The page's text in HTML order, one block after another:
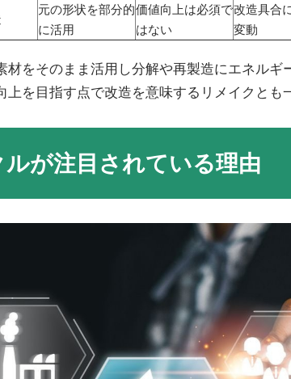
元の形状を部分的
に活用
価値向上は必須で
はない
改造具合
変動
材をそのまま活用し分解や再製造にエネル
を目指す点で改造を意味するリメイクとも
が注目されている理由